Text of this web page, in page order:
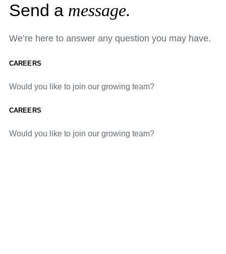
Send a message.
We’re here to answer any question you may have.
CAREERS
Would you like to join our growing team?
CAREERS
Would you like to join our growing team?